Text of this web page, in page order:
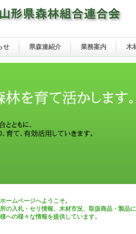
ームページへようこそ。
の入札・セリ情報、木材市況、取扱商品・製品
への様々な情報を提供しています。
せ 県森連紹介 業務案内 木